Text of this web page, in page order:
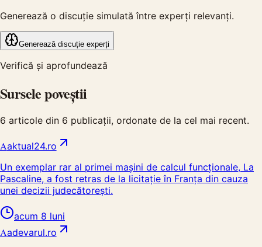
Generează o discuție simulată între experți relevanți.
Generează discuție experți
Verifică și aprofundează
Sursele poveștii
6 articole din 6 publicații, ordonate de la cel mai recent.
Aaktual24.ro
Un exemplar rar al primei mașini de calcul funcționale, La
Pascaline, a fost retras de la licitație în Franța din cauza
unei decizii judecătorești.
acum 8 luni
Aadevarul.ro